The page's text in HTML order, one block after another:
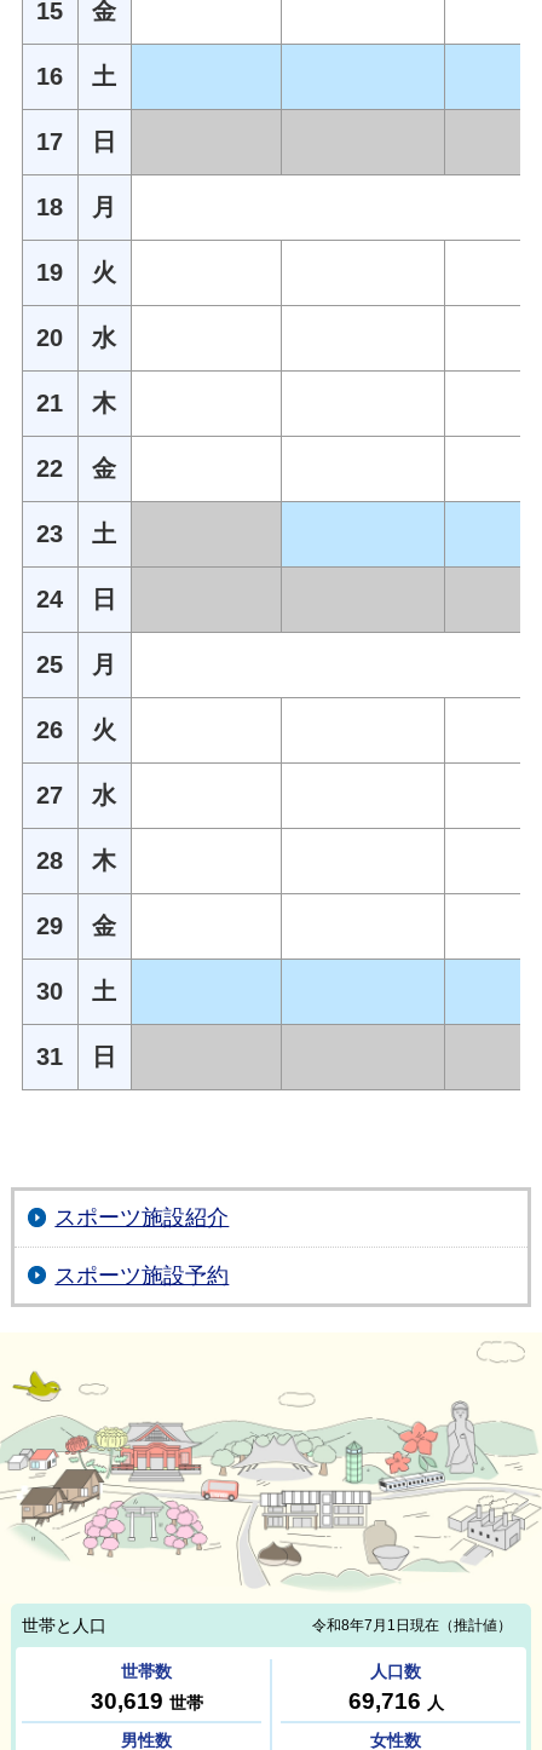
15 金
16 土
17 日
18 月
19 火
20 水
21 木
22 金
23 土
24 日
25 月
26 火
27 水
28 木
29 金
30 土
31 日
スポーツ施設紹介
スポーツ施設予約